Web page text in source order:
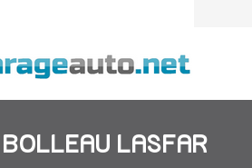
LASFAR